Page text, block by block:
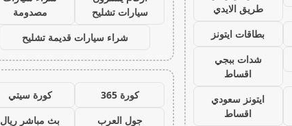
طريق الايدي
بطاقات ايتونز
شدات ببجي
اقساط
ايتونز سعودي
اقساط
سيارات تشليح
مصدومة
شراء سيارات قديمة تشليح
كورة 365
كورة سيتي
جول العرب
بث مباشر ريال